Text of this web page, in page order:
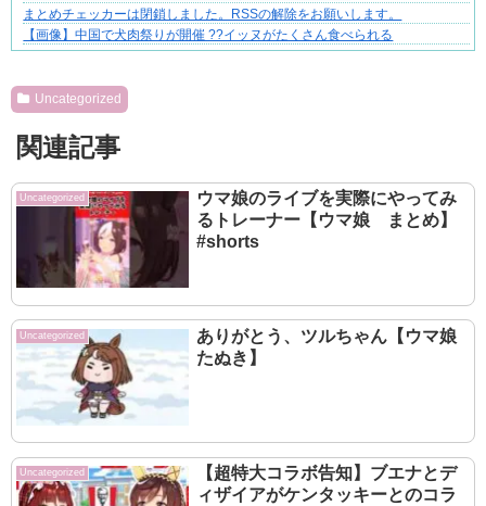
まとめチェッカーは閉鎖しました。RSSの解除をお願いします。
【画像】中国で犬肉祭りが開催 ??イッヌがたくさん食べられる
Uncategorized
関連記事
Uncategorized
ウマ娘のライブを実際にやってみ
るトレーナー【ウマ娘 まとめ】
#shorts
Uncategorized
ありがとう、ツルちゃん【ウマ娘
たぬき】
Uncategorized
【超特大コラボ告知】ブエナとデ
ィザイアがケンタッキーとのコラ